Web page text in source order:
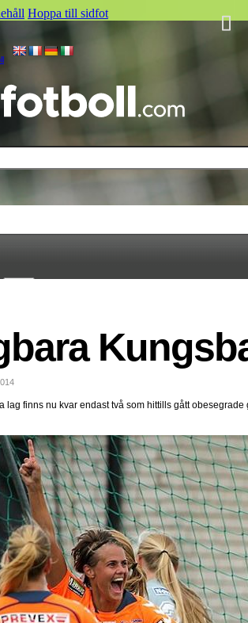
Hoppa till sidfot
lag finns nu kvar endast två som hittills gått